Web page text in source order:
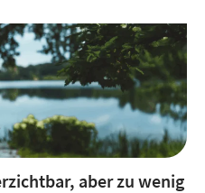
aber zu wenig